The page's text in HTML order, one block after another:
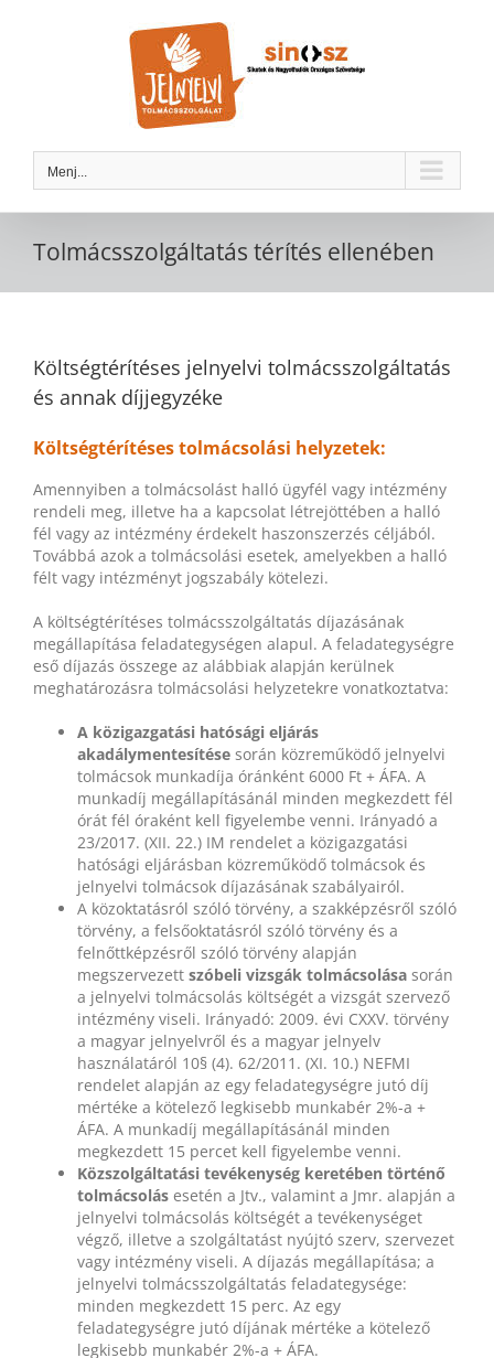
Menj...
Tolmácsszolgáltatás térítés ellenében
Költségtérítéses jelnyelvi tolmácsszolgáltatás
és annak díjjegyzéke
Költségtérítéses tolmácsolási helyzetek:
Amennyiben a tolmácsolást halló ügyfél vagy intézmény
rendeli meg, illetve ha a kapcsolat létrejöttében a halló
fél vagy az intézmény érdekelt haszonszerzés céljából.
Továbbá azok a tolmácsolási esetek, amelyekben a halló
félt vagy intézményt jogszabály kötelezi.
A költségtérítéses tolmácsszolgáltatás díjazásának
megállapítása feladategységen alapul. A feladategységre
eső díjazás összege az alábbiak alapján kerülnek
meghatározásra tolmácsolási helyzetekre vonatkoztatva:
A közigazgatási hatósági eljárás
akadálymentesítése során közreműködő jelnyelvi
tolmácsok munkadíja óránként 6000 Ft + ÁFA. A
munkadíj megállapításánál minden megkezdett fél
órát fél óraként kell figyelembe venni. Irányadó a
23/2017. (XII. 22.) IM rendelet a közigazgatási
hatósági eljárásban közreműködő tolmácsok és
jelnyelvi tolmácsok díjazásának szabályairól.
A közoktatásról szóló törvény, a szakképzésről szóló
törvény, a felsőoktatásról szóló törvény és a
felnőttképzésről szóló törvény alapján
megszervezett szóbeli vizsgák tolmácsolásasorán
a jelnyelvi tolmácsolás költségét a vizsgát szervező
intézmény viseli. Irányadó: 2009. évi CXXV. törvény
a magyar jelnyelvről és a magyar jelnyelv
használatáról 10§ (4). 62/2011. (XI. 10.) NEFMI
rendelet alapján az egy feladategységre jutó díj
mértéke a kötelező legkisebb munkabér 2%-a +
ÁFA. A munkadíj megállapításánál minden
megkezdett 15 percet kell figyelembe venni.
Közszolgáltatási tevékenység keretében történő
tolmácsolásesetén a Jtv., valamint a Jmr. alapján a
jelnyelvi tolmácsolás költségét a tevékenységet
végző, illetve a szolgáltatást nyújtó szerv, szervezet
vagy intézmény viseli. A díjazás megállapítása; a
jelnyelvi tolmácsszolgáltatás feladategysége:
minden megkezdett 15 perc. Az egy
feladategységre jutó díjának mértéke a kötelező
legkisebb munkabér 2%-a + ÁFA.